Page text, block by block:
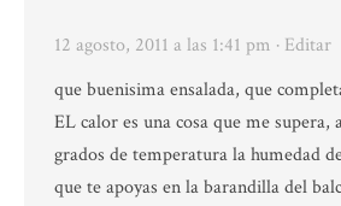
12 agosto, 2011 a las 1:41 pm · Editar
que buenisima ensalada, que
EL calor es una cosa que me supera,
grados de temperatura la humedad
que te apoyas en la barandilla del